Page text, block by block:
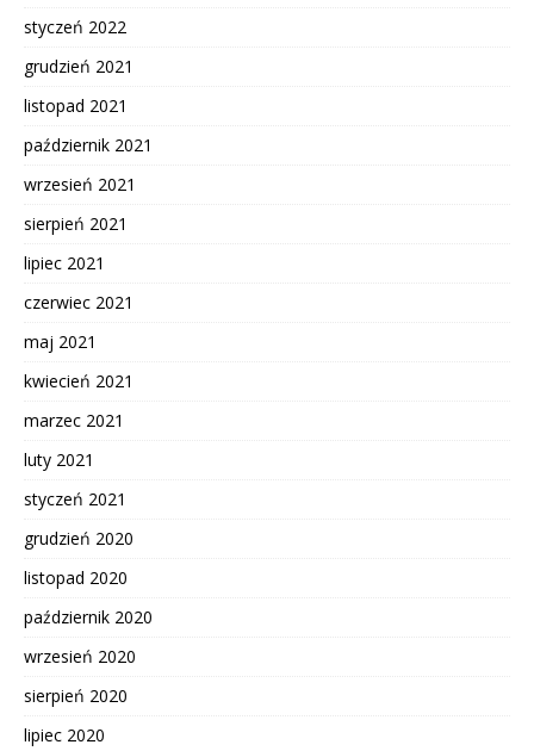
styczeń 2022
grudzień 2021
listopad 2021
październik 2021
wrzesień 2021
sierpień 2021
lipiec 2021
czerwiec 2021
maj 2021
kwiecień 2021
marzec 2021
luty 2021
styczeń 2021
grudzień 2020
listopad 2020
październik 2020
wrzesień 2020
sierpień 2020
lipiec 2020